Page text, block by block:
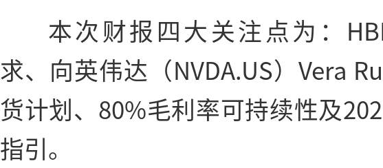
本次财报四大关注点为：
求、向英伟达（NVDA.US）Vera
货计划、80%毛利率可持续性及
指引。